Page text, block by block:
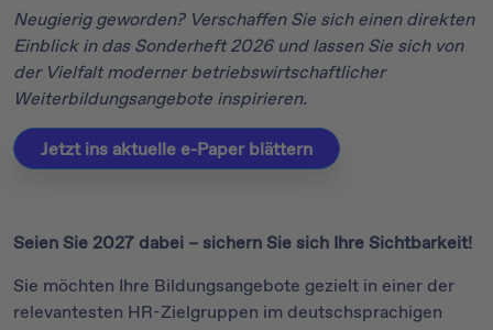
Neugierig geworden? Verschaffen Sie sich einen direkten
Einblick in das Sonderheft 2026 und lassen Sie sich von
der Vielfalt moderner betriebswirtschaftlicher
Weiterbildungsangebote inspirieren.
Jetzt ins aktuelle e-Paper blättern
Seien Sie 2027 dabei – sichern Sie sich Ihre Sichtbarkeit!
Sie möchten Ihre Bildungsangebote gezielt in einer der
relevantesten HR-Zielgruppen im deutschsprachigen